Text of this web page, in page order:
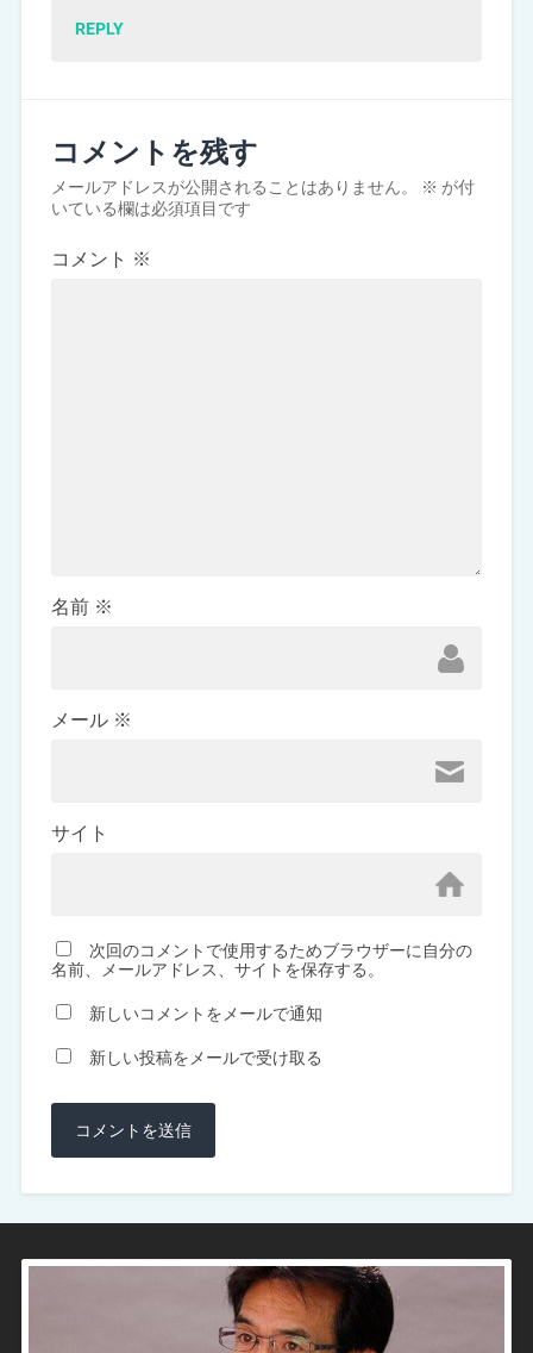
REPLY
コメントを残す
メールアドレスが公開されることはありません。 ※ が付
いている欄は必須項目です
コメント ※
名前 ※
メール ※
サイト
次回のコメントで使用するためブラウザーに自分の
名前、メールアドレス、サイトを保存する。
新しいコメントをメールで通知
新しい投稿をメールで受け取る